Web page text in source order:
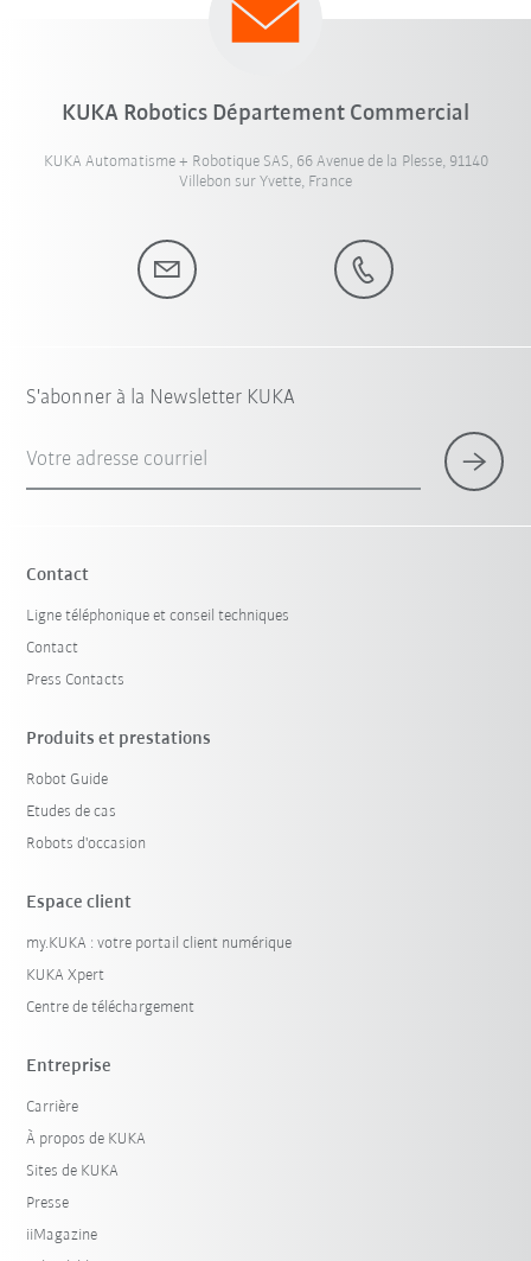
KUKA Robotics Département Commercial
KUKA Automatisme + Robotique SAS, 66 Avenue de la Plesse, 91140
Villebon sur Yvette, France
S'abonner à la Newsletter KUKA
Votre adresse courriel
Contact
Ligne téléphonique et conseil techniques
Contact
Press Contacts
Produits et prestations
Robot Guide
Etudes de cas
Robots d'occasion
Espace client
my.KUKA : votre portail client numérique
KUKA Xpert
Centre de téléchargement
Entreprise
Carrière
À propos de KUKA
Sites de KUKA
Presse
iiMagazine